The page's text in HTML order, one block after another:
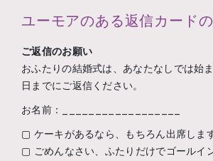
ユーモアのある返信カード
ご返信のお願い
おふたりの結婚式は、あなたなしでは始
日までにご返信ください。
お名前：__________________
▢ ケーキがあるなら、もちろん出席しま
▢ ごめんなさい、ふたりだけでゴールイ